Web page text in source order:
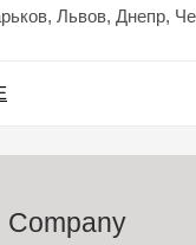
Львов, Днепр,
Company